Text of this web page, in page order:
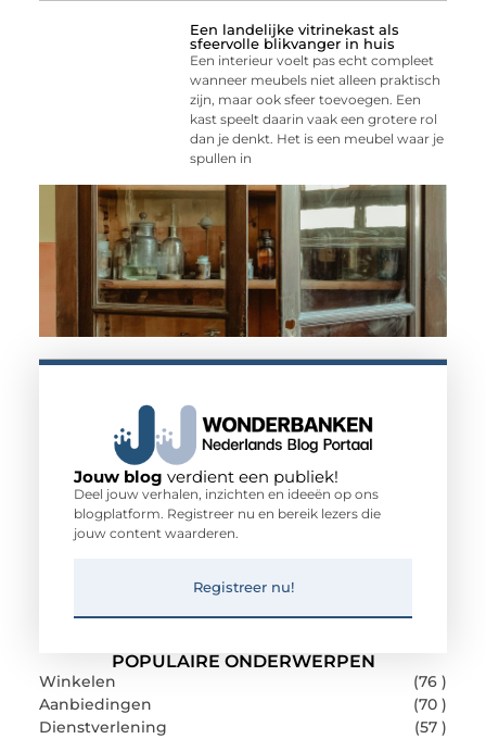
Een landelijke vitrinekast als
sfeervolle blikvanger in huis
Een interieur voelt pas echt compleet
wanneer meubels niet alleen praktisch
zijn, maar ook sfeer toevoegen. Een
kast speelt daarin vaak een grotere rol
dan je denkt. Het is een meubel waar je
spullen in
POPULAIRE ONDERWERPEN
Winkelen
(76 )
Aanbiedingen
(70 )
Dienstverlening
(57 )
Jouw blog verdient een publiek!
Deel jouw verhalen, inzichten en ideeën op ons
blogplatform. Registreer nu en bereik lezers die
jouw content waarderen.
Registreer nu!